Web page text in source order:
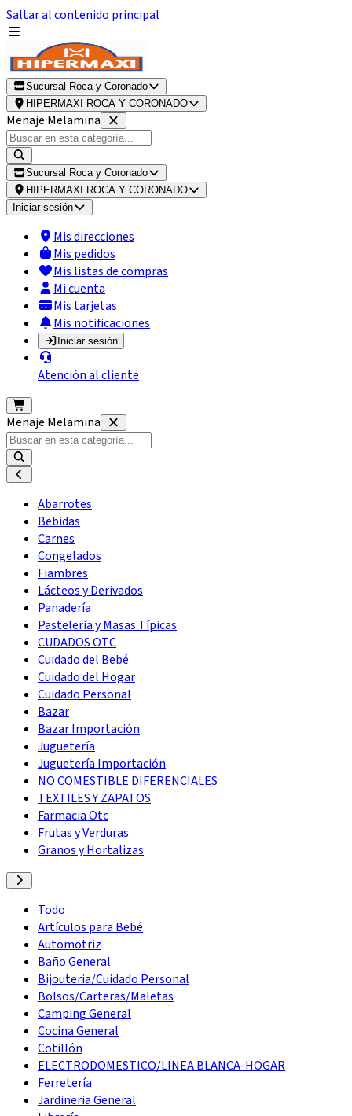
Saltar al contenido principal
Sucursal Roca y Coronado
HIPERMAXI ROCA Y CORONADO
Menaje Melamina
Sucursal Roca y Coronado
HIPERMAXI ROCA Y CORONADO
Iniciar sesión
Mis direcciones
Mis pedidos
Mis listas de compras
Mi cuenta
Mis tarjetas
Mis notificaciones
Iniciar sesión
Atención al cliente
Menaje Melamina
Abarrotes
Bebidas
Carnes
Congelados
Fiambres
Lácteos y Derivados
Panadería
Pastelería y Masas Típicas
CUDADOS OTC
Cuidado del Bebé
Cuidado del Hogar
Cuidado Personal
Bazar
Bazar Importación
Juguetería
Juguetería Importación
NO COMESTIBLE DIFERENCIALES
TEXTILES Y ZAPATOS
Farmacia Otc
Frutas y Verduras
Granos y Hortalizas
Todo
Artículos para Bebé
Automotriz
Baño General
Bijouteria/Cuidado Personal
Bolsos/Carteras/Maletas
Camping General
Cocina General
Cotillón
ELECTRODOMESTICO/LINEA BLANCA-HOGAR
Ferretería
Jardineria General